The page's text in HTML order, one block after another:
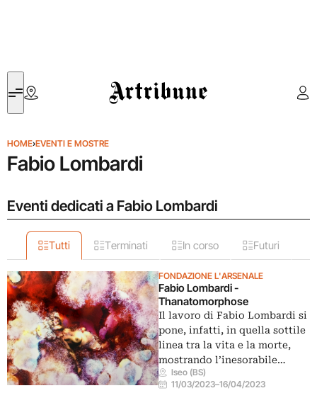
Artribune
HOME›EVENTI E MOSTRE
Fabio Lombardi
Eventi dedicati a Fabio Lombardi
Tutti Terminati In corso Futuri
FONDAZIONE L'ARSENALE
Fabio Lombardi -
Thanatomorphose
Il lavoro di Fabio Lombardi si
pone, infatti, in quella sottile
linea tra la vita e la morte,
mostrando l’inesorabile…
Iseo (BS)
11/03/2023–16/04/2023